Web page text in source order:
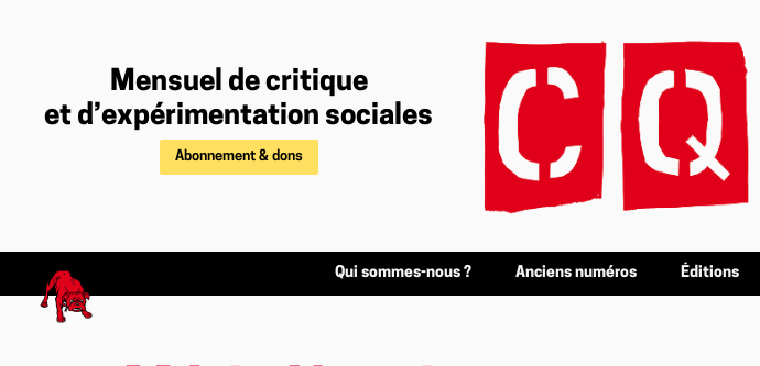
Mensuel de critique
et d’expérimentation sociales
Abonnement & dons
Qui sommes-nous ? Anciens numéros Éditions